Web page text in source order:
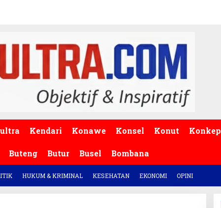
Kendari Konawe Konsel Konut Konkep
Buteng Butur Busel Bombana
HUKUM & KRIMINAL KESEHATAN EKONOMI OPINI